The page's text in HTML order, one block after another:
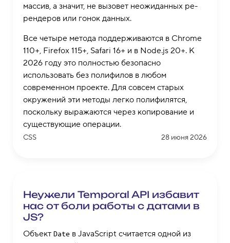
массив, а значит, не вызовет неожиданных ре-
рендеров или гонок данных.
Все четыре метода поддерживаются в Chrome
110+, Firefox 115+, Safari 16+ и в Node.js 20+. К
2026 году это полностью безопасно
использовать без полифилов в любом
современном проекте. Для совсем старых
окружений эти методы легко полифилятся,
поскольку выражаются через копирование и
существующие операции.
CSS 28 июня 2026
Неужели Temporal API избавит
нас от боли работы с датами в
JS?
Объект Date в JavaScript считается одной из